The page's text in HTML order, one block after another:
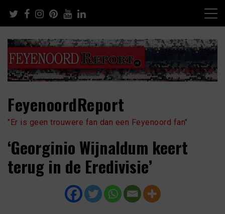
content
FeyenoordReport
"Er is geen trouwere fan dan een Feyenoord fan"
‘Georginio Wijnaldum keert
terug in de Eredivisie’